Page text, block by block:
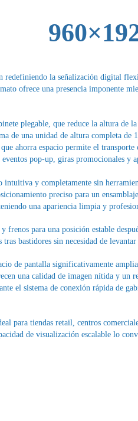
redefiniendo la señalización digital
ofrece una presencia imponente
plegable, que reduce la altura de
de una unidad de altura completa
ahorra espacio permite el
pop-up, giras promocionales y
y completamente sin
preciso para un
una apariencia limpia y
frenos para una posición estable
bastidores sin necesidad de
de pantalla significativamente
una calidad de imagen nítida y un
el sistema de conexión rápida de
para tiendas retail, centros
de visualización escalable lo